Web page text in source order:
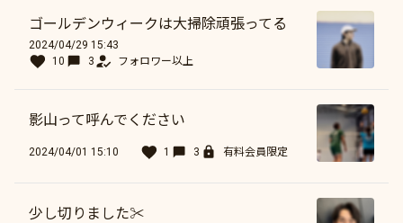
ゴールデンウィークは大掃除頑張ってる
2024/04/29 15:43
10
3 フォロワー以上
影山って呼んでください
2024/04/01 15:10 1 3 有料会員限定
少し切りました✂️